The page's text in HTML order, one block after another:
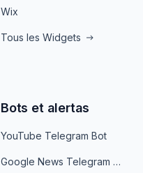
Wix
Tous les Widgets
Bots et alertas
YouTube Telegram Bot
Google News Telegram Bot